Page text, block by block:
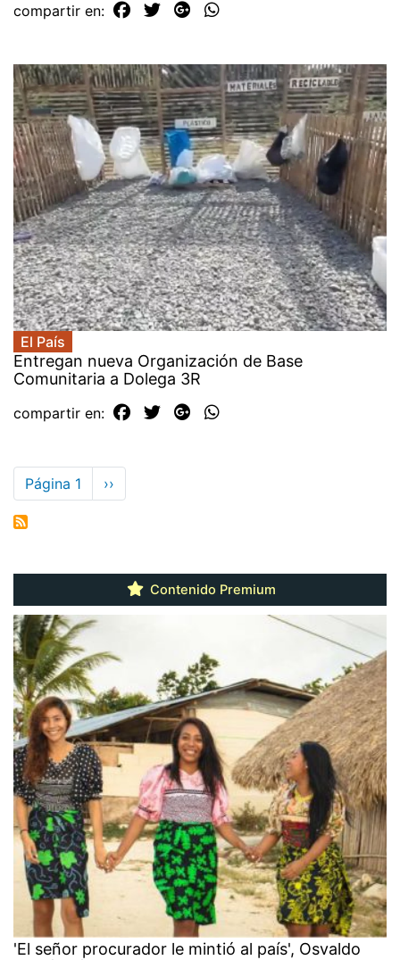
compartir en:
El País
Entregan nueva Organización de Base
Comunitaria a Dolega 3R
compartir en:
Paginación
Página 1
Siguiente
página
››
Contenido Premium
'El señor procurador le mintió al país', Osvaldo